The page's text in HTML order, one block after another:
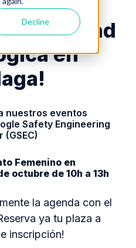
Decline
comunidad
en
nuestros eventos
Safety Engineering
(GSEC)
Femenino en
octubre de 10h a 13h
la agenda con el
ya tu plaza a
inscripción!